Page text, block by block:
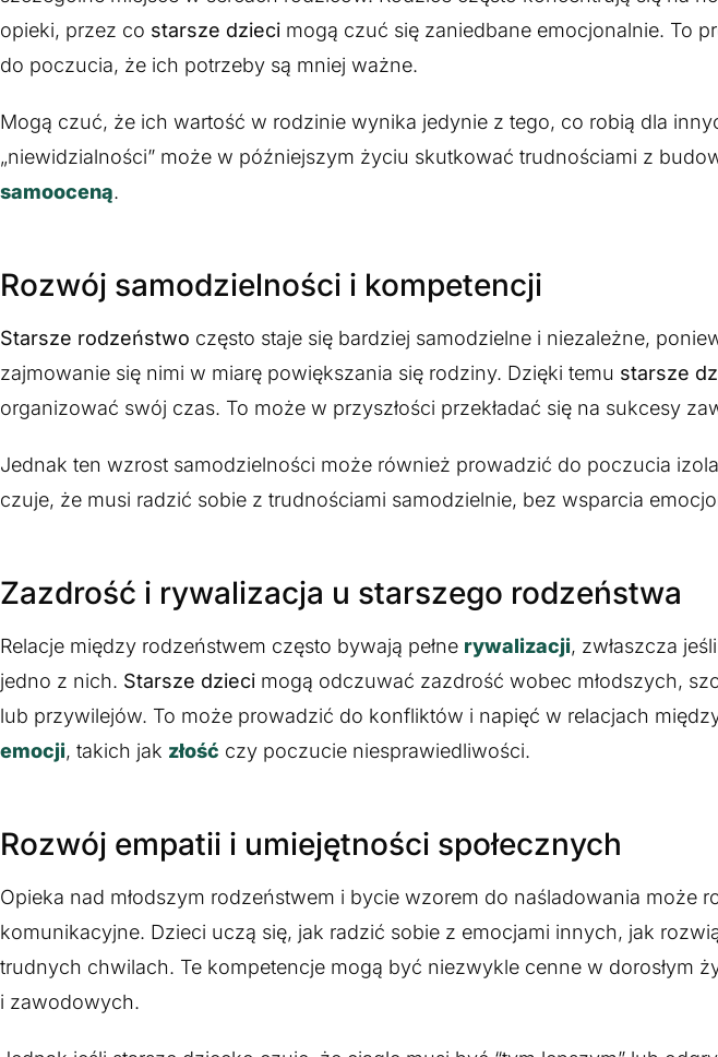
opieki, przez co starsze dzieci mogą czuć się zaniedbane emocjonalnie. To
do poczucia, że ich potrzeby są mniej ważne.
Mogą czuć, że ich wartość w rodzinie wynika jedynie z tego, co robią dla
„niewidzialności” może w późniejszym życiu skutkować trudnościami z
samooceną.
Rozwój samodzielności i kompetencji
Starsze rodzeństwo często staje się bardziej samodzielne i niezależne,
zajmowanie się nimi w miarę powiększania się rodziny. Dzięki temu starsze
organizować swój czas. To może w przyszłości przekładać się na sukcesy
Jednak ten wzrost samodzielności może również prowadzić do poczucia
czuje, że musi radzić sobie z trudnościami samodzielnie, bez wsparcia
Zazdrość i rywalizacja u starszego rodzeństwa
Relacje między rodzeństwem często bywają pełne rywalizacji, zwłaszcza
jedno z nich. Starsze dzieci mogą odczuwać zazdrość wobec młodszych,
lub przywilejów. To może prowadzić do konfliktów i napięć w relacjach
emocji, takich jak złość czy poczucie niesprawiedliwości.
Rozwój empatii i umiejętności społecznych
Opieka nad młodszym rodzeństwem i bycie wzorem do naśladowania może
komunikacyjne. Dzieci uczą się, jak radzić sobie z emocjami innych, jak
trudnych chwilach. Te kompetencje mogą być niezwykle cenne w dorosłym
i zawodowych.